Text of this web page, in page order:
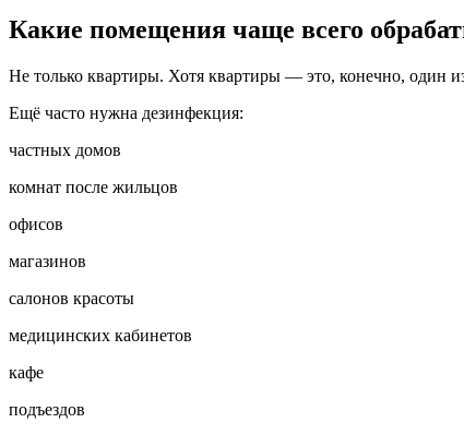
Какие помещения чаще всего
Не только квартиры. Хотя квартиры — это, конечно, один
Ещё часто нужна дезинфекция:
частных домов
комнат после жильцов
офисов
магазинов
салонов красоты
медицинских кабинетов
кафе
подъездов